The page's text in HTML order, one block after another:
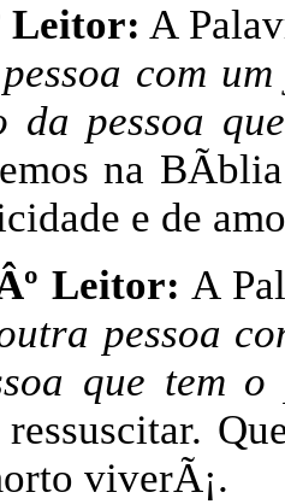
Leitor: A
com
da pessoa
na
e de
Leitor: A
pessoa
que tem
viverÃ¡.